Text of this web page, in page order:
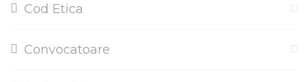
Cod Etica
Convocatoare